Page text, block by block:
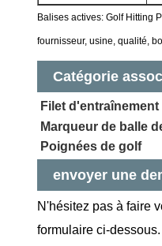
Balises actives: Golf Hitting
fournisseur, usine, qualité,
Catégorie
Filet
Marqueur de balle
Poignées de golf
envoyer une
N'hésitez pas à faire
formulaire ci-